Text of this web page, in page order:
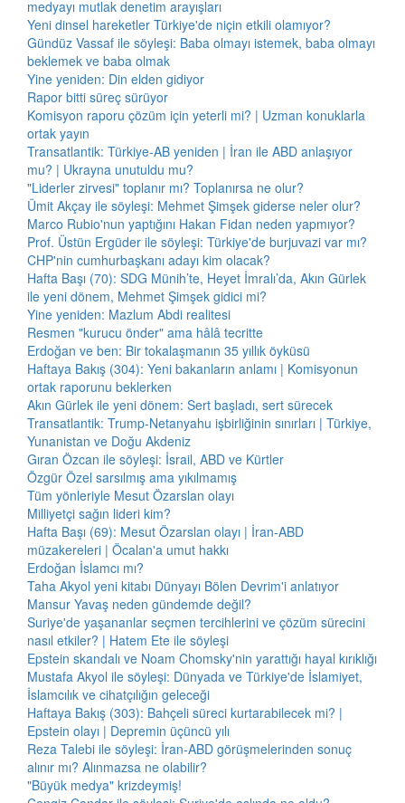
medyayı mutlak denetim arayışları
Yeni dinsel hareketler Türkiye'de niçin etkili olamıyor?
Gündüz Vassaf ile söyleşi: Baba olmayı istemek, baba olmayı
beklemek ve baba olmak
Yine yeniden: Din elden gidiyor
Rapor bitti süreç sürüyor
Komisyon raporu çözüm için yeterli mi? | Uzman konuklarla
ortak yayın
Transatlantik: Türkiye-AB yeniden | İran ile ABD anlaşıyor
mu? | Ukrayna unutuldu mu?
"Liderler zirvesi" toplanır mı? Toplanırsa ne olur?
Ümit Akçay ile söyleşi: Mehmet Şimşek giderse neler olur?
Marco Rubio'nun yaptığını Hakan Fidan neden yapmıyor?
Prof. Üstün Ergüder ile söyleşi: Türkiye'de burjuvazi var mı?
CHP'nin cumhurbaşkanı adayı kim olacak?
Hafta Başı (70): SDG Münih’te, Heyet İmralı’da, Akın Gürlek
ile yeni dönem, Mehmet Şimşek gidici mi?
Yine yeniden: Mazlum Abdi realitesi
Resmen "kurucu önder" ama hâlâ tecritte
Erdoğan ve ben: Bir tokalaşmanın 35 yıllık öyküsü
Haftaya Bakış (304): Yeni bakanların anlamı | Komisyonun
ortak raporunu beklerken
Akın Gürlek ile yeni dönem: Sert başladı, sert sürecek
Transatlantik: Trump-Netanyahu işbirliğinin sınırları | Türkiye,
Yunanistan ve Doğu Akdeniz
Gıran Özcan ile söyleşi: İsrail, ABD ve Kürtler
Özgür Özel sarsılmış ama yıkılmamış
Tüm yönleriyle Mesut Özarslan olayı
Milliyetçi sağın lideri kim?
Hafta Başı (69): Mesut Özarslan olayı | İran-ABD
müzakereleri | Öcalan'a umut hakkı
Erdoğan İslamcı mı?
Taha Akyol yeni kitabı Dünyayı Bölen Devrim'i anlatıyor
Mansur Yavaş neden gündemde değil?
Suriye'de yaşananlar seçmen tercihlerini ve çözüm sürecini
nasıl etkiler? | Hatem Ete ile söyleşi
Epstein skandalı ve Noam Chomsky'nin yarattığı hayal kırıklığı
Mustafa Akyol ile söyleşi: Dünyada ve Türkiye'de İslamiyet,
İslamcılık ve cihatçılığın geleceği
Haftaya Bakış (303): Bahçeli süreci kurtarabilecek mi? |
Epstein olayı | Depremin üçüncü yılı
Reza Talebi ile söyleşi: İran-ABD görüşmelerinden sonuç
alınır mı? Alınmazsa ne olabilir?
"Büyük medya" krizdeymiş!